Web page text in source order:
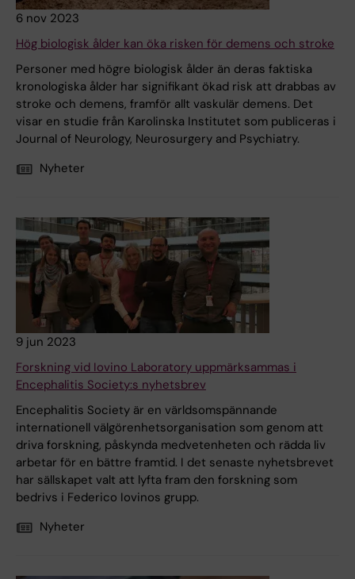
6 nov 2023
Hög biologisk ålder kan öka risken för demens och stroke
Personer med högre biologisk ålder än deras faktiska
kronologiska ålder har signifikant ökad risk att drabbas av
stroke och demens, framför allt vaskulär demens. Det
visar en studie från Karolinska Institutet som publiceras i
Journal of Neurology, Neurosurgery and Psychiatry.
Nyheter
9 jun 2023
Forskning vid Iovino Laboratory uppmärksammas i
Encephalitis Society:s nyhetsbrev
Encephalitis Society är en världsomspännande
internationell välgörenhetsorganisation som genom att
driva forskning, påskynda medvetenheten och rädda liv
arbetar för en bättre framtid. I det senaste nyhetsbrevet
har sällskapet valt att lyfta fram den forskning som
bedrivs i Federico Iovinos grupp.
Nyheter